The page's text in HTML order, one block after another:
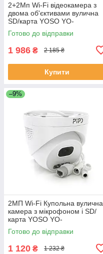
2+2Мп Wi-Fi відеокамера з
двома об'єктивами вулична
SD/карта YOSO YO-
IPC49D6MP50 PTZ 2.8 mm
V380 ЕКОБОКС
Готово до відправки
1 986 ₴ 2 185 ₴
Купити
–9%
2MП Wi-Fi Купольна вулична
камера з мікрофоном і SD/
карта YOSO YO-
IPC56D2MP20 2.8 mm V380
ЕКОБОКС
Готово до відправки
1 120 ₴ 1 232 ₴